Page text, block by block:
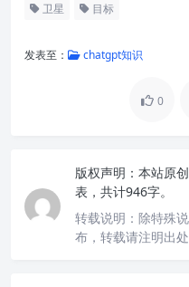
卫星 目标
发表至： chatgpt知识
0
版权声明： 本站原
表，共计946字。
转载说明： 除特殊
布，转载请注明出处